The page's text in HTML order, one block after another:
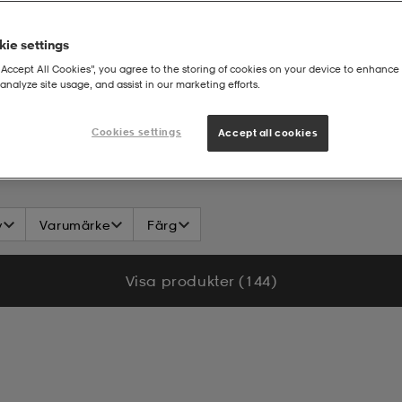
Varumärke Färg
Visa produkter (144)
settings
All Cookies”, you agree to the storing of cookies on your device to enhance
site usage, and assist in our marketing efforts.
Cookies settings Accept all cookies